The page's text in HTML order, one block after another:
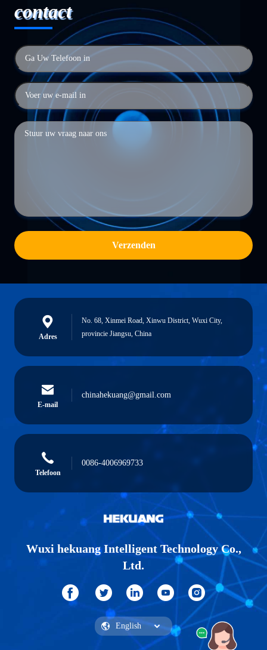
contact
Verzenden
Adres
No. 68, Xinmei Road, Xinwu District, Wuxi City,
provincie Jiangsu, China
E-mail
chinahekuang@gmail.com
Telefoon
0086-4006969733
Wuxi hekuang Intelligent Technology Co.,
Ltd.